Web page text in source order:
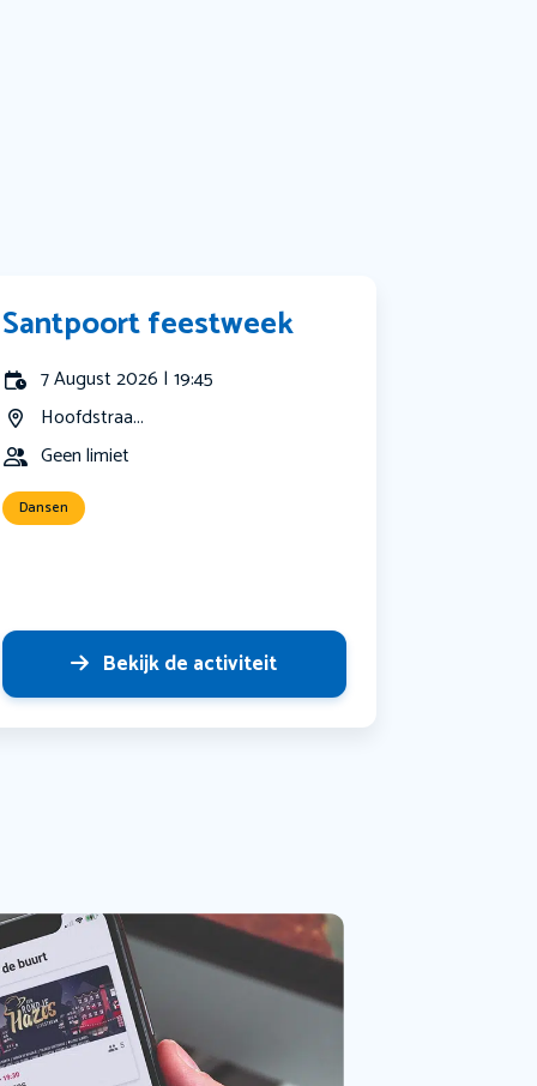
Santpoort feestweek
7 August 2026 | 19:45
Hoofdstraa...
Geen limiet
Dansen
Bekijk de activiteit